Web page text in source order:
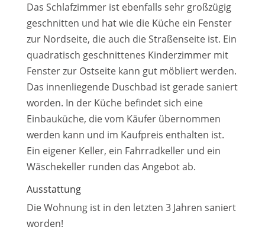
Das Schlafzimmer ist ebenfalls sehr großzügig
geschnitten und hat wie die Küche ein Fenster
zur Nordseite, die auch die Straßenseite ist. Ein
quadratisch geschnittenes Kinderzimmer mit
Fenster zur Ostseite kann gut möbliert werden.
Das innenliegende Duschbad ist gerade saniert
worden. In der Küche befindet sich eine
Einbauküche, die vom Käufer übernommen
werden kann und im Kaufpreis enthalten ist.
Ein eigener Keller, ein Fahrradkeller und ein
Wäschekeller runden das Angebot ab.
Ausstattung
Die Wohnung ist in den letzten 3 Jahren saniert
worden!